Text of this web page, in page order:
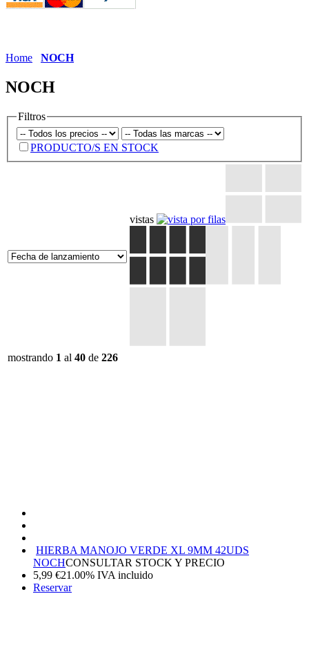
Home NOCH
NOCH
Filtros
PRODUCTO/S EN STOCK
vistas
mostrando 1 al 40 de 226
HIERBA MANOJO VERDE XL 9MM 42UDS
NOCHCONSULTAR STOCK Y PRECIO
5,99 €21.00% IVA incluido
Reservar